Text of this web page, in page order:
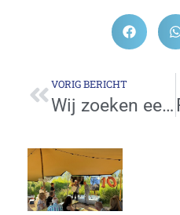
VORIG BERICHT
Wij zoeken een bestuurslid communicatie ter versterking van ons team